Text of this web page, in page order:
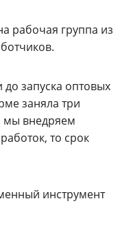
рабочая группа из
до запуска оптовых
заняла три
мы внедряем
то срок
инструмент